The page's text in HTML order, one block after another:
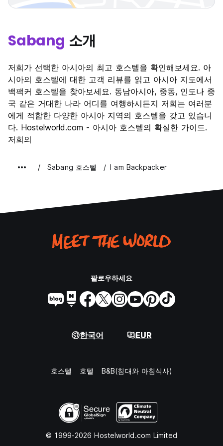
Sabang 소개
저희가 선택한 아시아의 최고 호스텔을 확인해보세요. 아
시아의 호스텔에 대한 고객 리뷰를 읽고 아시아 지도에서
백팩커 호스텔을 찾아보세요. 동남아시아, 중동, 인도나 중
국 같은 거대한 나라 어디를 여행하시든지 저희는 여러분
에게 적합한 다양한 아시아 지역의 호스텔을 갖고 있습니
다. Hostelworld.com - 아시아 호스텔의 확실한 가이드.
저희의
Sabang 호스텔 I am Backpacker
팔로우하세요
한국어 EUR
호스텔 호텔 B&B(침대와 아침식사)
© 1999-2026 Hostelworld.com Limited